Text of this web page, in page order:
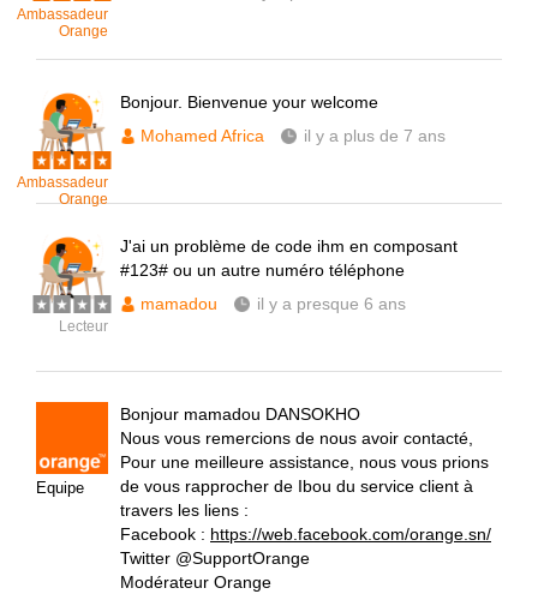
Ambassadeur
Orange
Ambassadeur
Orange
Bonjour. Bienvenue your welcome
Mohamed Africa
il y a plus de 7 ans
Lecteur
J'ai un problème de code ihm en composant
#123# ou un autre numéro téléphone
mamadou
il y a presque 6 ans
Equipe
Bonjour mamadou DANSOKHO
Nous vous remercions de nous avoir contacté,
Pour une meilleure assistance, nous vous prions
de vous rapprocher de Ibou du service client à
travers les liens :
Facebook : https://web.facebook.com/orange.sn/
Twitter @SupportOrange
Modérateur Orange